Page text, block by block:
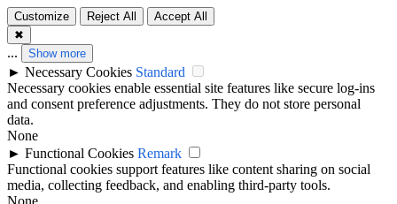
Customize Reject All
Accept All
✖
... Show more
► Necessary Cookies Standard
Necessary cookies enable essential site features like secure log-ins
and consent preference adjustments. They do not store personal
data.
None
► Functional Cookies Remark
Functional cookies support features like content sharing on social
media, collecting feedback, and enabling third-party tools.
None